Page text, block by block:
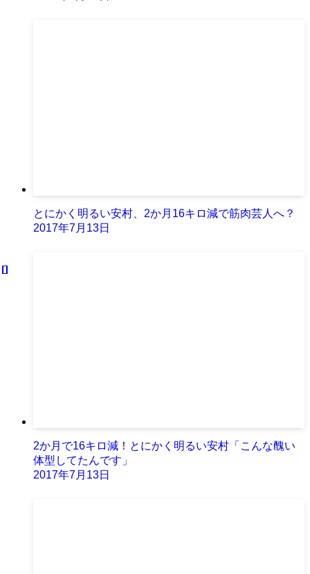
とにかく明るい安村、2か月16キロ減で筋肉芸人へ？
2017年7月13日
2か月で16キロ減！とにかく明るい安村「こんな醜い
体型してたんです」
2017年7月13日